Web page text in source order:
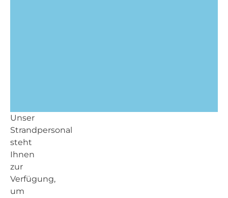
Unser
Strandpersonal
steht
Ihnen
zur
Verfügung,
um